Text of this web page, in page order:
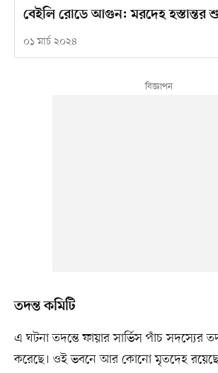
বেইলি রোডে আগুন: মরদেহ হস্তান্তর
০১ মার্চ ২০২৪
তদন্ত কমিটি
এ ঘটনা তদন্তে ফায়ার সার্ভিস পাঁচ সদস্যের
করেছে। ওই ভবনে আর কোনো মৃতদেহ রয়েছে